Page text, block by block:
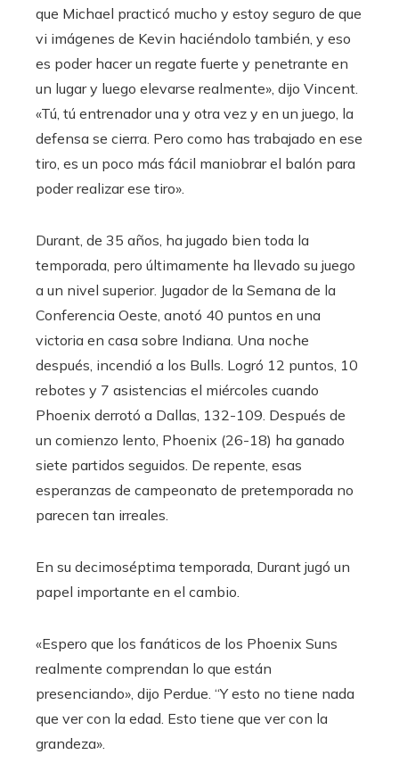
que Michael practicó mucho y estoy seguro de que
vi imágenes de Kevin haciéndolo también, y eso
es poder hacer un regate fuerte y penetrante en
un lugar y luego elevarse realmente», dijo Vincent.
«Tú, tú entrenador una y otra vez y en un juego, la
defensa se cierra. Pero como has trabajado en ese
tiro, es un poco más fácil maniobrar el balón para
poder realizar ese tiro».
Durant, de 35 años, ha jugado bien toda la
temporada, pero últimamente ha llevado su juego
a un nivel superior. Jugador de la Semana de la
Conferencia Oeste, anotó 40 puntos en una
victoria en casa sobre Indiana. Una noche
después, incendió a los Bulls. Logró 12 puntos, 10
rebotes y 7 asistencias el miércoles cuando
Phoenix derrotó a Dallas, 132-109. Después de
un comienzo lento, Phoenix (26-18) ha ganado
siete partidos seguidos. De repente, esas
esperanzas de campeonato de pretemporada no
parecen tan irreales.
En su decimoséptima temporada, Durant jugó un
papel importante en el cambio.
«Espero que los fanáticos de los Phoenix Suns
realmente comprendan lo que están
presenciando», dijo Perdue. “Y esto no tiene nada
que ver con la edad. Esto tiene que ver con la
grandeza».